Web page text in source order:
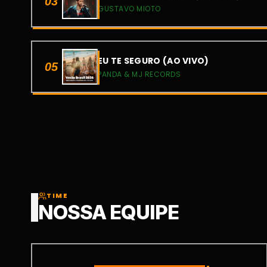
GUSTAVO MIOTO
05 EU TE SEGURO (AO VIVO)
PANDA & MJ RECORDS
TIME
NOSSA EQUIPE